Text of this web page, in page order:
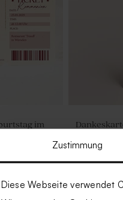
Zustimmung
Diese Webseite verwendet
im